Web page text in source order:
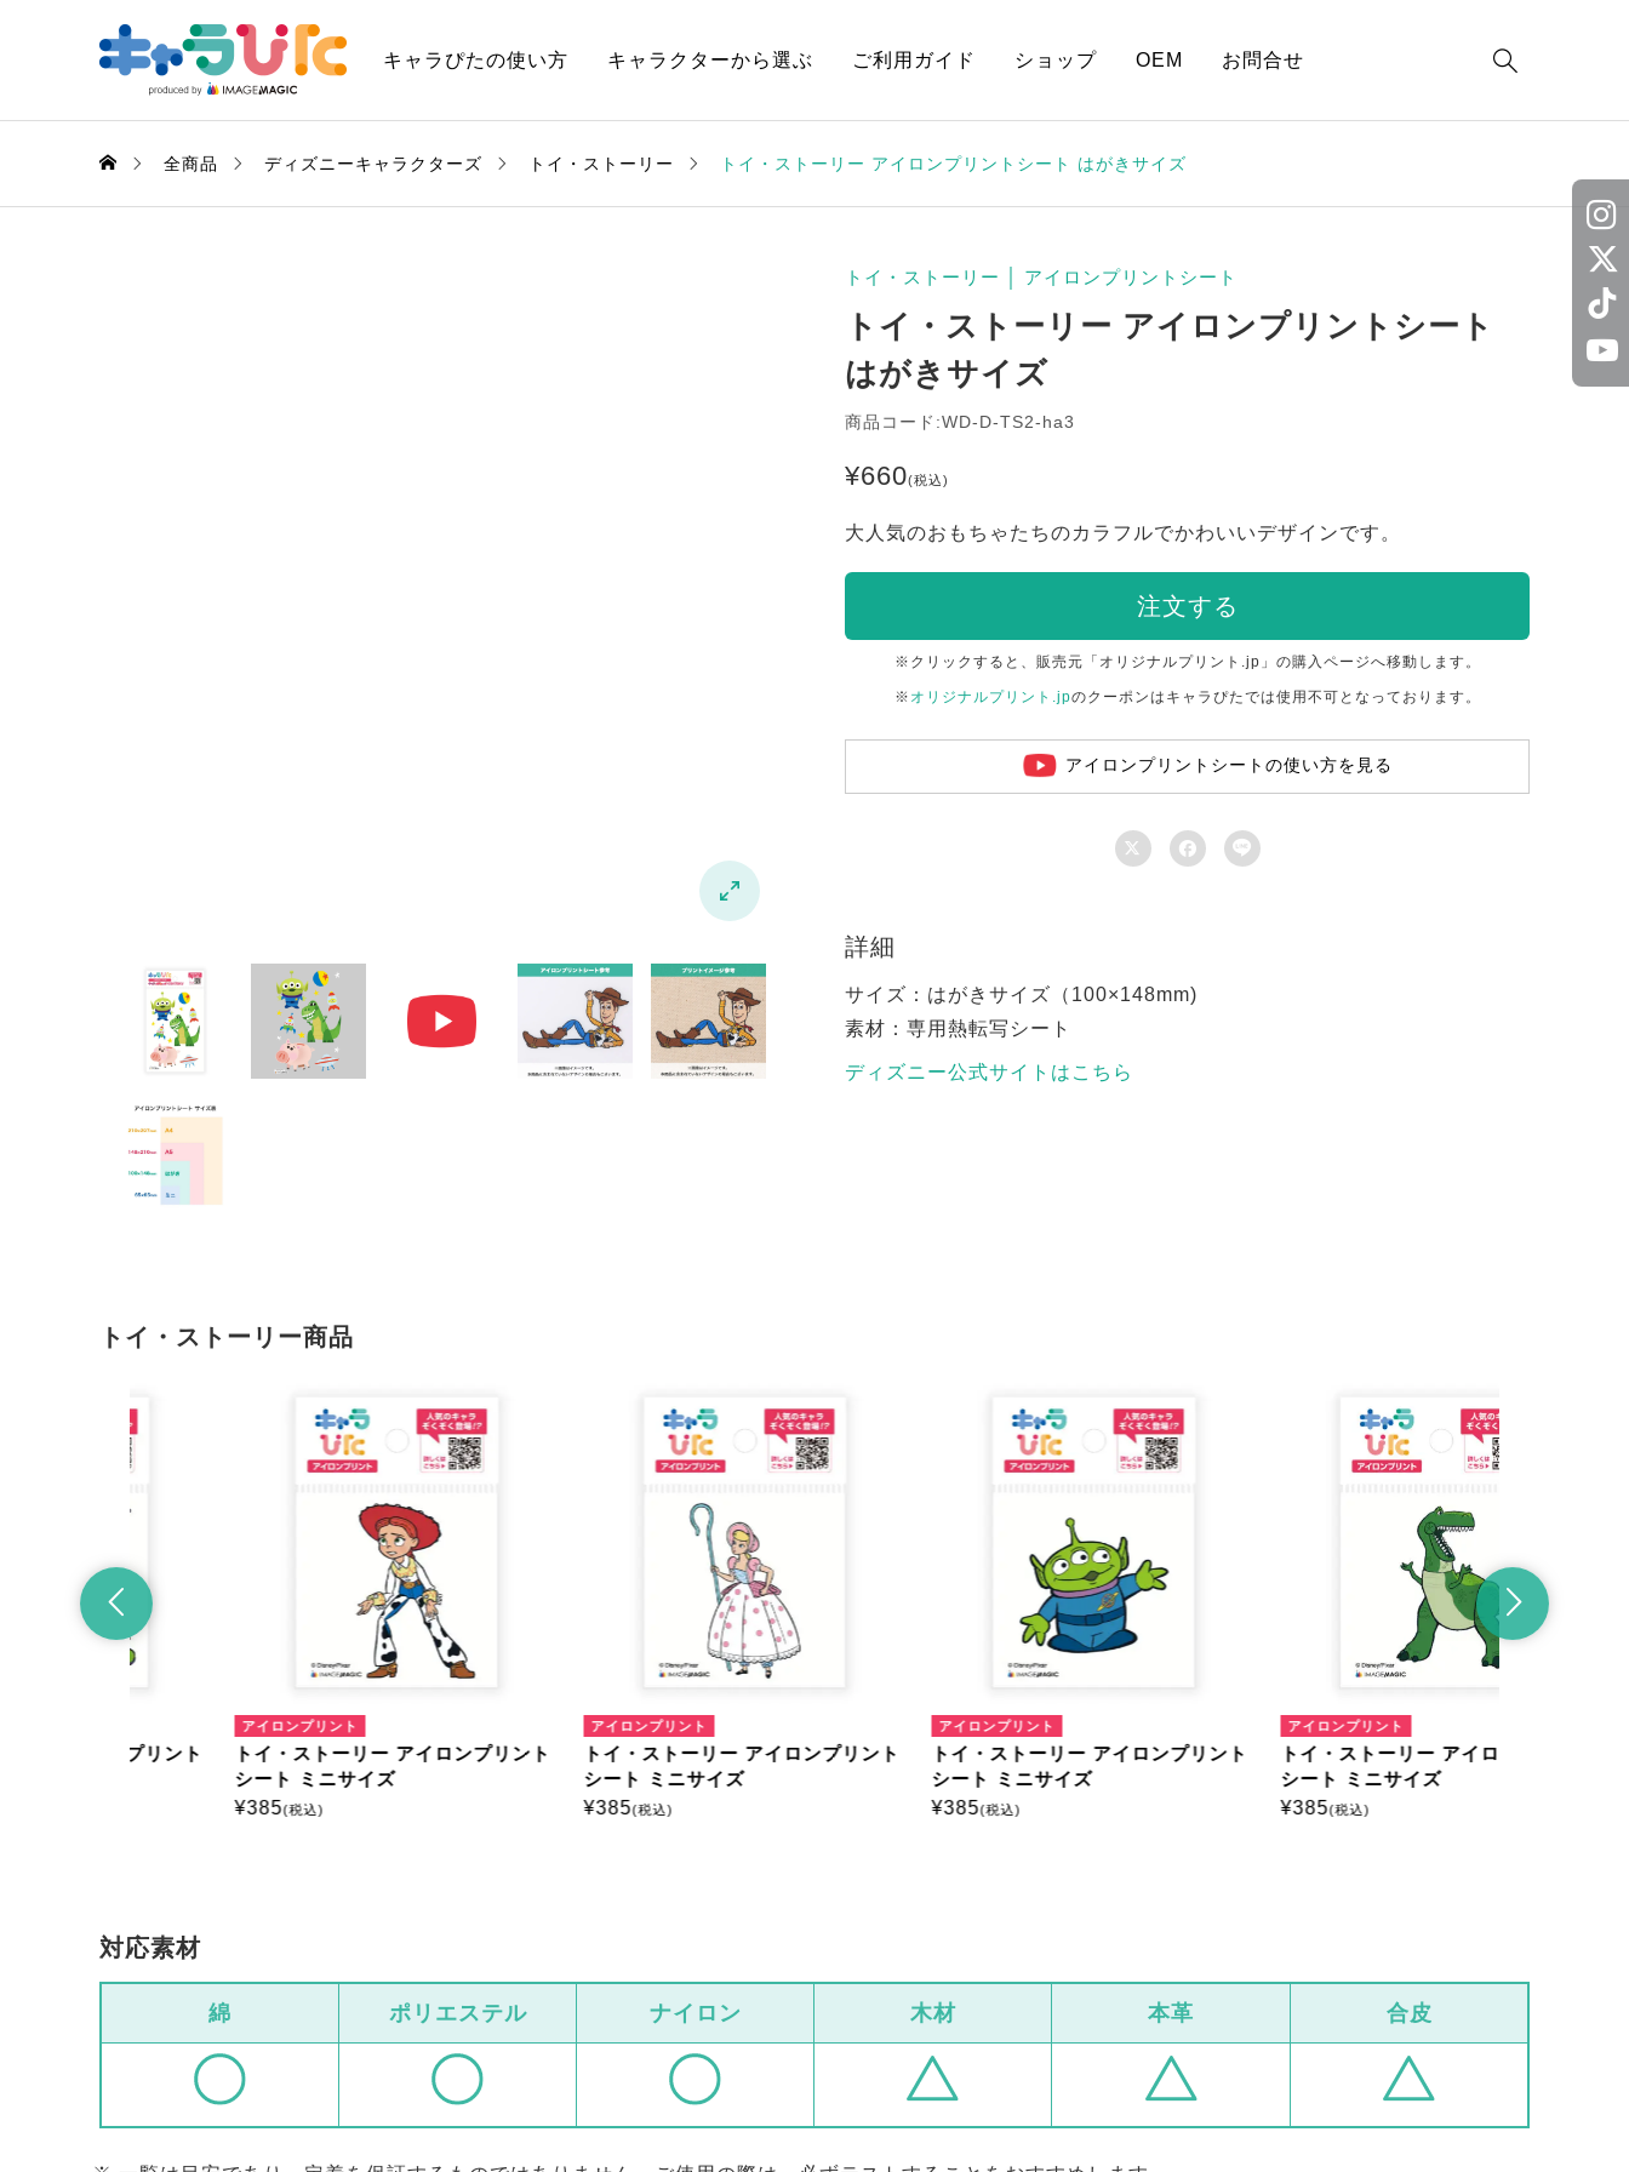
キャラぴたの使い方 キャラクターから選ぶ ご利用ガイド ショップ OEM お問合せ 
全商品 ディズニーキャラクターズ トイ・ストーリー トイ・ストーリー アイロンプリントシート はがきサイズ

トイ・ストーリー アイロンプリントシート
トイ・ストーリー アイロンプリントシート
はがきサイズ
商品コード:WD-D-TS2-ha3
¥660(税込)
大人気のおもちゃたちのカラフルでかわいいデザインです。
注文する
※クリックすると、販売元「オリジナルプリント.jp」の購入ページへ移動します。
※ オリジナルプリント.jpのクーポンはキャラぴたでは使用不可となっております。
アイロンプリントシートの使い方を見る
  
詳細
サイズ：はがきサイズ（100×148mm)
素材：専用熱転写シート
ディズニー公式サイトはこちら
トイ・ストーリー商品
アイロンプリント
トイ・ストーリー アイロンプリント
シート ミニサイズ
アイロンプリント
トイ・ストーリー アイロンプリント
シート ミニサイズ
アイロンプリント
トイ・ストーリー アイロンプリント
シート ミニサイズ
アイロンプリント
トイ・ストーリー アイロンプリント
シート ミニサイズ
対応素材
綿 ポリエステル ナイロン 木材 本革 合皮